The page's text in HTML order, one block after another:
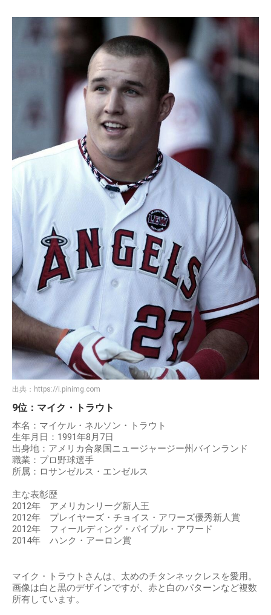
出典： https://i.pinimg.com
9位：マイク・トラウト
本名：マイケル・ネルソン・トラウト
生年月日：1991年8月7日
出身地：アメリカ合衆国ニュージャージー州バインランド
職業：プロ野球選手
所属：ロサンゼルス・エンゼルス
主な表彰歴
2012年 アメリカンリーグ新人王
2012年 プレイヤーズ・チョイス・アワーズ優秀新人賞
2012年 フィールディング・バイブル・アワード
2014年 ハンク・アーロン賞
マイク・トラウトさんは、太めのチタンネックレスを愛用。
画像は白と黒のデザインですが、赤と白のパターンなど複数
所有しています。